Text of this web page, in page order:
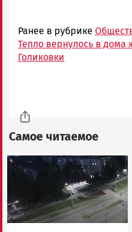
Ранее в рубрике
Тепло вернулось в дома
Голиковки
Самое читаемое
Image